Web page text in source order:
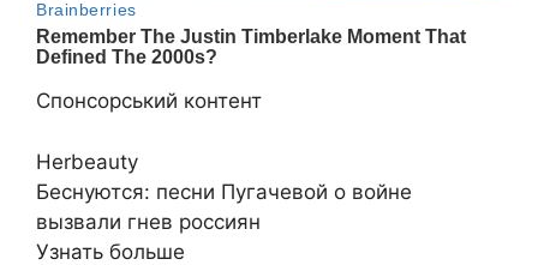
Спонсорський контент
Herbeauty
Беснуются: песни Пугачевой о войне
вызвали гнев россиян
Узнать больше